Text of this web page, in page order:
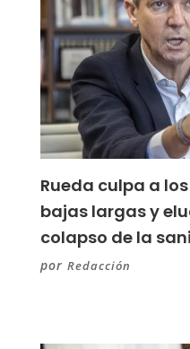
Rueda culpa a
bajas largas y
colapso de la
por Redacción